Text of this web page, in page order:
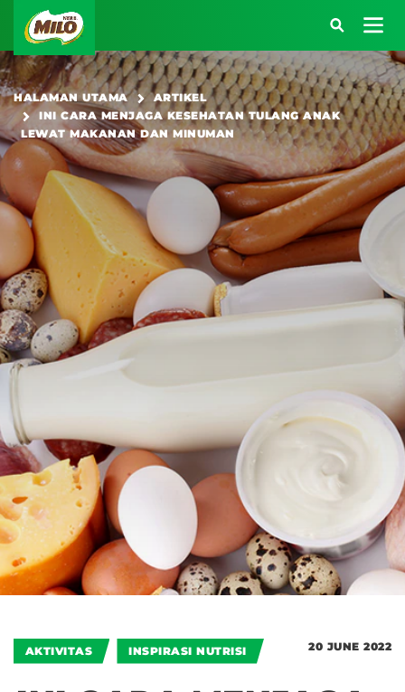
Main navigation
Atau kunjungi halaman berikut:
SARAPAN BERENERGI
BEKAL BERENERGI
KREASI RESEP
HALAMAN UTAMA
ARTIKEL
INI CARA MENJAGA KESEHATAN TULANG ANAK
LEWAT MAKANAN DAN MINUMAN
AKTIVITAS INSPIRASI NUTRISI 20 JUNE 2022